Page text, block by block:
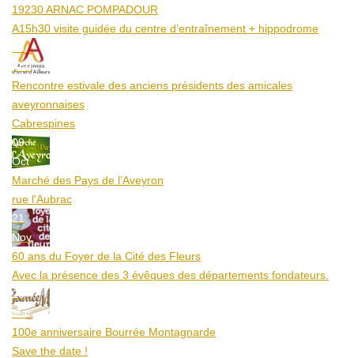
19230 ARNAC POMPADOUR
A15h30 visite guidée du centre d’entraînement + hippodrome
25
Aoû
Rencontre estivale des anciens présidents des amicales
aveyronnaises
Cabrespines
09
Oct
Marché des Pays de l’Aveyron
rue l'Aubrac
21
Nov
60 ans du Foyer de la Cité des Fleurs
Avec la présence des 3 évêques des départements fondateurs.
20
Mar
100e anniversaire Bourrée Montagnarde
Save the date !